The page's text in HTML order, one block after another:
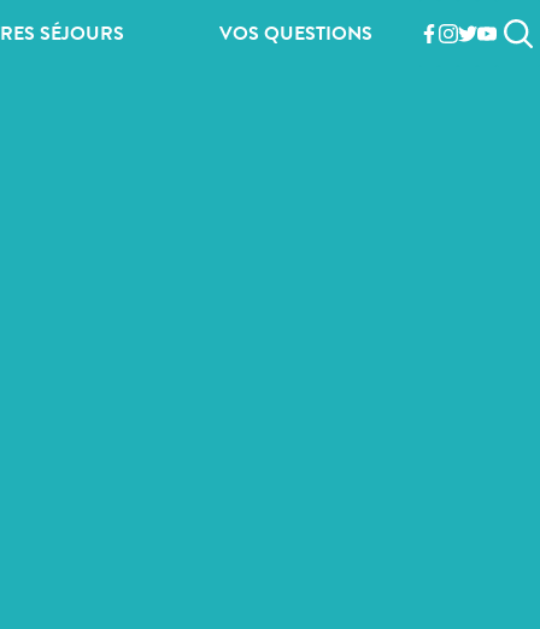
SÉJOURS VOS QUESTIONS facebook
instagram
twitter